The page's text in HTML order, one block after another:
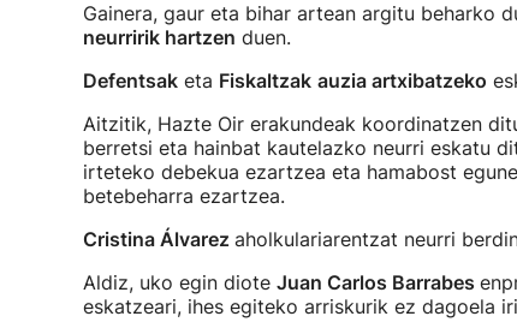
Gainera, gaur eta bihar artean argitu beharko
neurririk hartzen duen.
Defentsaketa Fiskaltzak auzia artxibatzeko
Aitzitik, Hazte Oir erakundeak koordinatzen
berretsi eta hainbat kautelazko neurri eskatu
irteteko debekua ezartzea eta hamabost
betebeharra ezartzea.
Cristina Álvarez aholkulariarentzat neurri
Aldiz, uko egin diote Juan Carlos Barrabes
eskatzeari, ihes egiteko arriskurik ez dagoela